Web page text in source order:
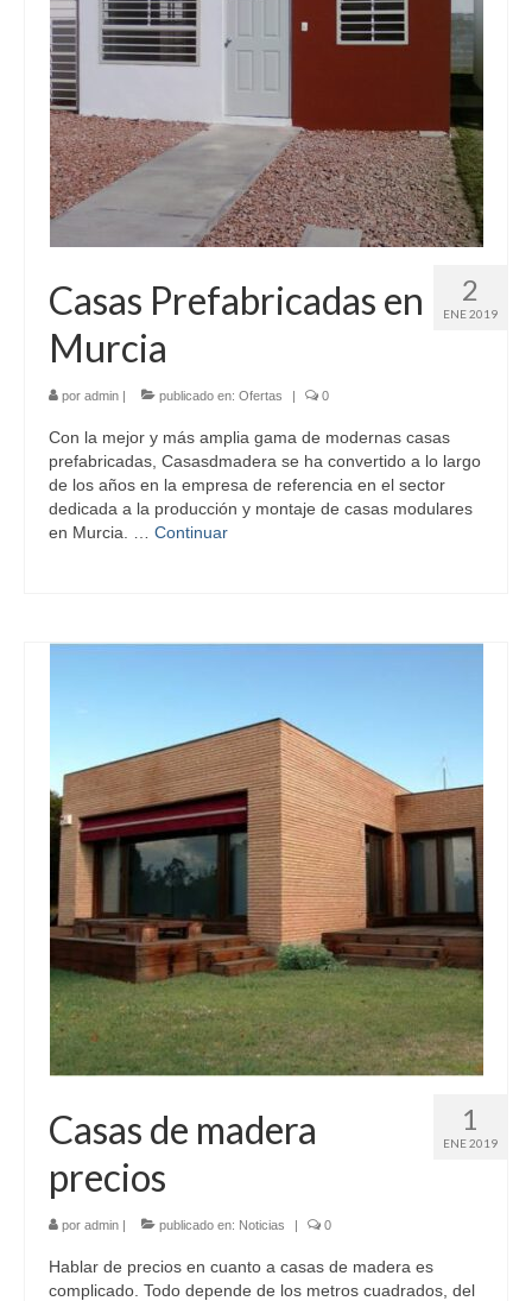
Construcción y Reformas
Pérgolas de Madera en Murcia
Ofertas
Noticias
Contacto
2
ENE 2019
Casas Prefabricadas en
Murcia
por admin | publicado en: Ofertas | 0
Con la mejor y más amplia gama de modernas casas
prefabricadas, Casasdmadera se ha convertido a lo largo
de los años en la empresa de referencia en el sector
dedicada a la producción y montaje de casas modulares
en Murcia. … Continuar
1
ENE 2019
Casas de madera
precios
por admin | publicado en: Noticias | 0
Hablar de precios en cuanto a casas de madera es
complicado. Todo depende de los metros cuadrados, del